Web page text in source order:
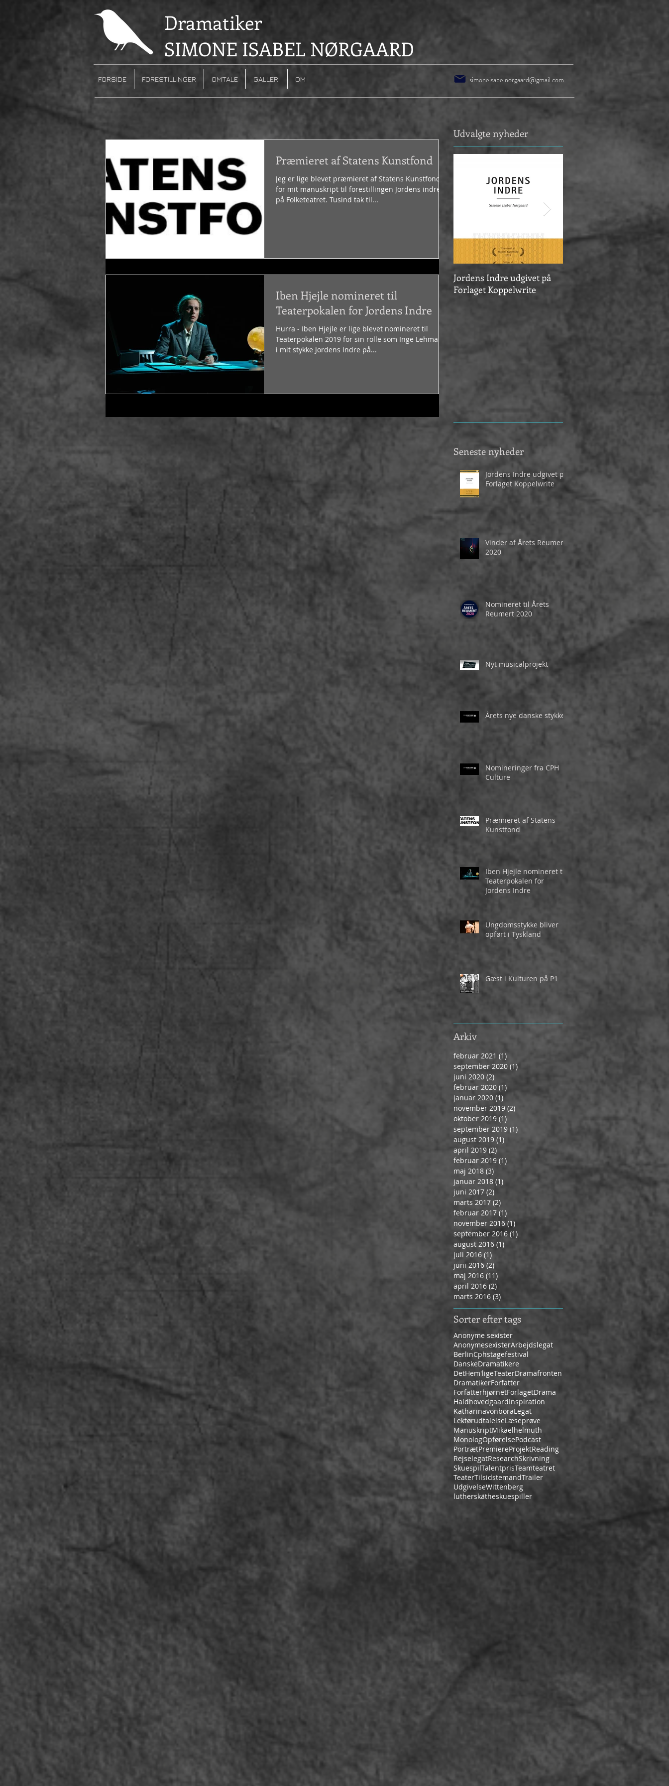
Dramatiker
SIMONE ISABEL NØRGAARD
FORSIDE FORESTILLINGER OMTALE GALLERI OM simoneisabelnorgaard@gmail.com
Præmieret af Statens Kunstfond
Jeg er lige blevet præmieret af Statens Kunstfond
for mit manuskript til forestillingen Jordens indre
på Folketeatret. Tusind tak til...
Iben Hjejle nomineret til
Teaterpokalen for Jordens Indre
Hurra - Iben Hjejle er lige blevet nomineret til
Teaterpokalen 2019 for sin rolle som Inge Lehmann
i mit stykke Jordens Indre på...
Udvalgte nyheder
Jordens Indre udgivet på
Forlaget Koppelwrite
Seneste nyheder
Jordens Indre udgivet på
Forlaget Koppelwrite
Vinder af Årets Reumert
2020
Nomineret til Årets
Reumert 2020
Nyt musicalprojekt
Årets nye danske stykke
Nomineringer fra CPH
Culture
Præmieret af Statens
Kunstfond
Iben Hjejle nomineret til
Teaterpokalen for
Jordens Indre
Ungdomsstykke bliver
opført i Tyskland
Gæst i Kulturen på P1
Arkiv
februar 2021 (1)
september 2020 (1)
juni 2020 (2)
februar 2020 (1)
januar 2020 (1)
november 2019 (2)
oktober 2019 (1)
september 2019 (1)
august 2019 (1)
april 2019 (2)
februar 2019 (1)
maj 2018 (3)
januar 2018 (1)
juni 2017 (2)
marts 2017 (2)
februar 2017 (1)
november 2016 (1)
september 2016 (1)
august 2016 (1)
juli 2016 (1)
juni 2016 (2)
maj 2016 (11)
april 2016 (2)
marts 2016 (3)
Sorter efter tags
Anonyme sexister
AnonymesexisterArbejdslegat
BerlinCphstagefestival
DanskeDramatikere
DetHem'ligeTeaterDramafronten
DramatikerForfatter
ForfatterhjørnetForlagetDrama
HaldhovedgaardInspiration
KatharinavonboraLegat
LektørudtalelseLæseprøve
ManuskriptMikaelhelmuth
MonologOpførelsePodcast
PortrætPremiereProjektReading
RejselegatResearchSkrivning
SkuespilTalentprisTeamteatret
TeaterTilsidstemandTrailer
UdgivelseWittenberg
lutherskätheskuespiller